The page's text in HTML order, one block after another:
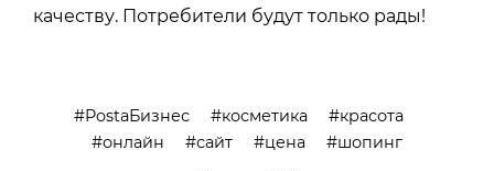
качеству. Потребители будут только рады!
PostaБизнес косметика
красота
онлайн
сайт цена
шопинг